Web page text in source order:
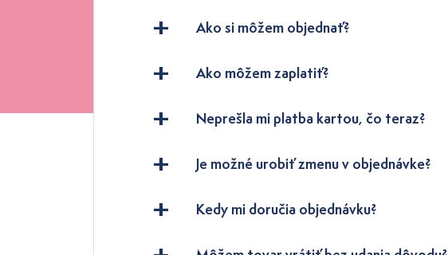
Ako si môžem objednať?
Ako môžem zaplatiť?
Neprešla mi platba kartou, čo teraz?
Je možné urobiť zmenu v objednávke?
Kedy mi doručia objednávku?